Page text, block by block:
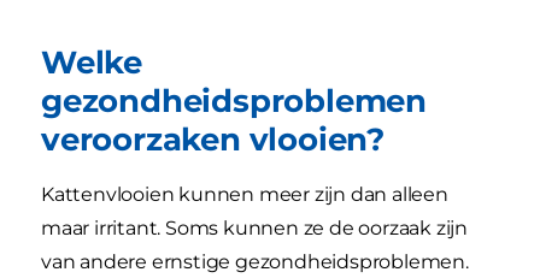
Welke
gezondheidsproblemen
veroorzaken vlooien?
Kattenvlooien kunnen meer zijn dan alleen
maar irritant. Soms kunnen ze de oorzaak zijn
van andere ernstige gezondheidsproblemen.